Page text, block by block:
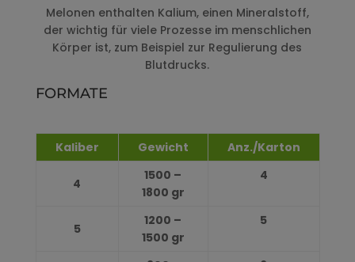
Melonen enthalten Kalium, einen Mineralstoff,
der wichtig für viele Prozesse im menschlichen
Körper ist, zum Beispiel zur Regulierung des
Blutdrucks.
FORMATE
Kaliber Gewicht Anz./Karton
4
1500 –
1800 gr
4
5
1200 –
1500 gr
5